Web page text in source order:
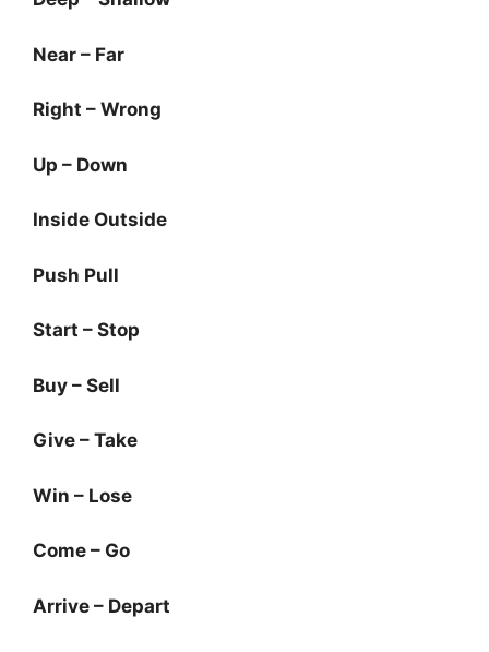
Near – Far
Right – Wrong
Up – Down
Inside Outside
Push Pull
Start – Stop
Buy – Sell
Give – Take
Win – Lose
Come – Go
Arrive – Depart